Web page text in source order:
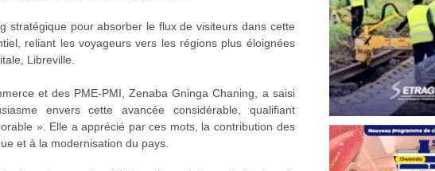
stratégique pour absorber le flux de visiteurs dans cette
reliant les voyageurs vers les régions plus éloignées
Libreville.
et des PME-PMI, Zenaba Gninga Chaning, a saisi
envers cette avancée considérable, qualifiant
». Elle a apprécié par ces mots, la contribution des
et à la modernisation du pays.